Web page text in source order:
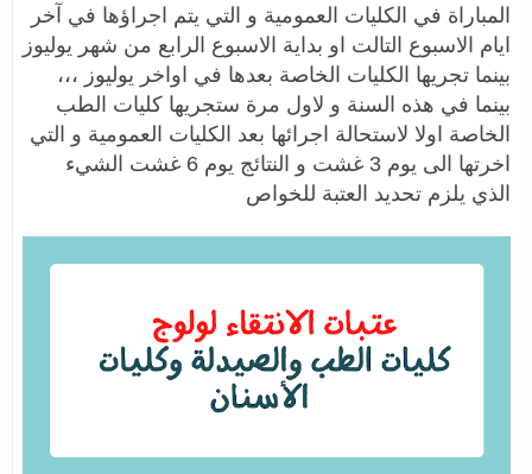
المباراة في الكليات العمومية و التي يتم اجراؤها في آخر
ايام الاسبوع التالت او بداية الاسبوع الرابع من شهر يوليوز
بينما تجريها الكليات الخاصة بعدها في اواخر يوليوز ،،،
بينما في هذه السنة و لاول مرة ستجريها كليات الطب
الخاصة اولا لاستحالة اجرائها بعد الكليات العمومية و التي
اخرتها الى يوم 3 غشت و النتائج يوم 6 غشت الشيء
الذي يلزم تحديد العتبة للخواص